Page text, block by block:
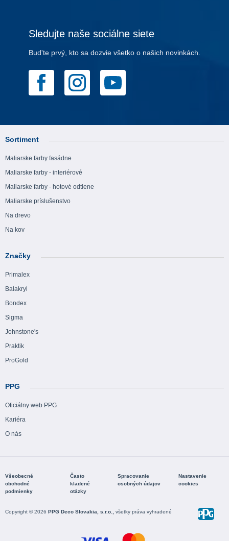
Sledujte naše sociálne siete
Bud'te prvý, kto sa dozvie všetko o našich novinkách.
Sortiment
Maliarske farby fasádne
Maliarske farby - interiérové
Maliarske farby - hotové odtiene
Maliarske príslušenstvo
Na drevo
Na kov
Značky
Primalex
Balakryl
Bondex
Sigma
Johnstone's
Praktik
ProGold
PPG
Oficiálny web PPG
Kariéra
O nás
Všeobecné
obchodné
podmienky
Často
kladené
otázky
Spracovanie
osobných údajov
Nastavenie
cookies
Copyright © 2026 PPG Deco Slovakia, s.r.o., všetky práva vyhradené